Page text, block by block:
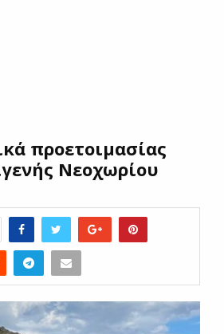
προετοιμασίας
Νεοχωρίου